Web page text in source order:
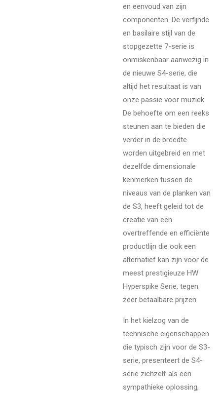
en eenvoud van zijn
componenten. De verfijnde
en basilaire stijl van de
stopgezette 7-serie is
onmiskenbaar aanwezig in
de nieuwe S4-serie, die
altijd het resultaat is van
onze passie voor muziek.
De behoefte om een reeks
steunen aan te bieden die
verder in de breedte
worden uitgebreid en met
dezelfde dimensionale
kenmerken tussen de
niveaus van de planken van
de S3, heeft geleid tot de
creatie van een
overtreffende en efficiënte
productlijn die ook een
alternatief kan zijn voor de
meest prestigieuze HW
Hyperspike Serie, tegen
zeer betaalbare prijzen.
In het kielzog van de
technische eigenschappen
die typisch zijn voor de S3-
serie, presenteert de S4-
serie zichzelf als een
sympathieke oplossing,